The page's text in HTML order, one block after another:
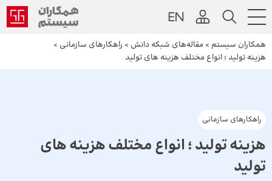
همکاران سیستم > مقاله‌های شبکه دانش > راهکارهای سازمانی >
هزینه ‌تولید ؛ انواع مختلف هزینه های تولید
راهکارهای سازمانی
هزینه ‌تولید ؛ انواع مختلف هزینه های
تولید